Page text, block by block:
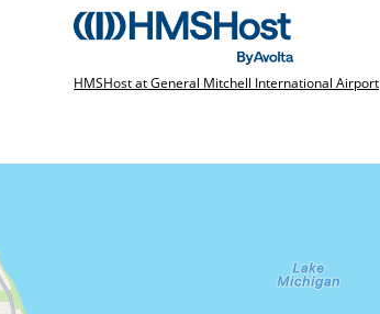
HMSHost at General Mitchell International Airport